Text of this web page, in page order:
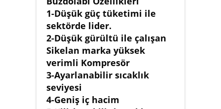
1-Düşük güç tüketimi ile
sektörde lider.
2-Düşük gürültü ile çalışan
Sikelan marka yüksek
verimli Kompresör
3-Ayarlanabilir sıcaklık
seviyesi
4-Geniş iç hacim